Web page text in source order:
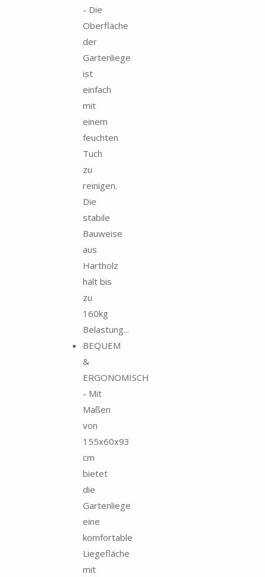
- Die
Oberfläche
der
Gartenliege
ist
einfach
mit
einem
feuchten
Tuch
zu
reinigen.
Die
stabile
Bauweise
aus
Hartholz
hält bis
zu
160kg
Belastung...
BEQUEM
&
ERGONOMISCH
- Mit
Maßen
von
155x60x93
cm
bietet
die
Gartenliege
eine
komfortable
Liegefläche
mit